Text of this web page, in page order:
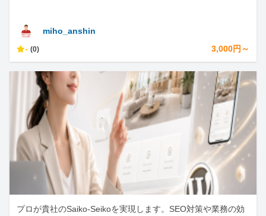
miho_anshin
- (0) 3,000円～
プロが貴社のSaiko-Seikoを実現します。SEO対策や業務の効